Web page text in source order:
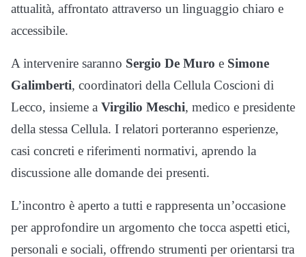
attualità, affrontato attraverso un linguaggio chiaro e
accessibile.
A intervenire saranno Sergio De Muro e Simone
Galimberti, coordinatori della Cellula Coscioni di
Lecco, insieme a Virgilio Meschi, medico e presidente
della stessa Cellula. I relatori porteranno esperienze,
casi concreti e riferimenti normativi, aprendo la
discussione alle domande dei presenti.
L’incontro è aperto a tutti e rappresenta un’occasione
per approfondire un argomento che tocca aspetti etici,
personali e sociali, offrendo strumenti per orientarsi tra